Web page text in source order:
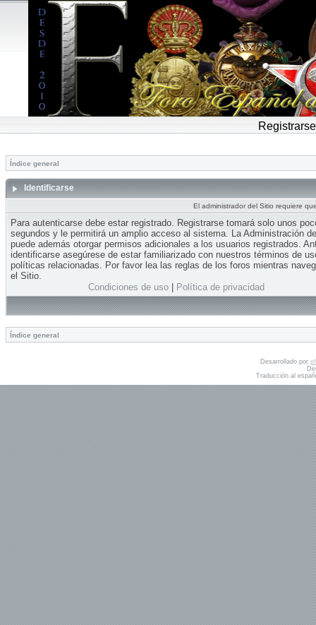
Registrarse
Índice general
Identificarse
El administrador del Sitio requiere
Para autenticarse debe estar registrado. Registrarse tomará solo unos
segundos y le permitirá un amplio acceso al sistema. La Administración
puede además otorgar permisos adicionales a los usuarios registrados.
identificarse asegúrese de estar familiarizado con nuestros términos de
políticas relacionadas. Por favor lea las reglas de los foros mientras
el Sitio.
Condiciones de uso| Política de privacidad
Índice general
Desarrollado por
Traducción al